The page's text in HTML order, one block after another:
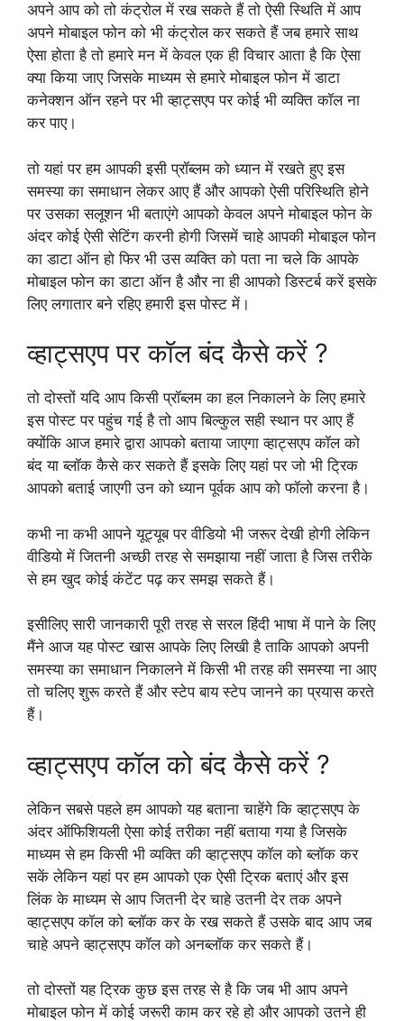
अपने आप को तो कंट्रोल में रख सकते हैं तो ऐसी स्थिति में आप
अपने मोबाइल फोन को भी कंट्रोल कर सकते हैं जब हमारे साथ
ऐसा होता है तो हमारे मन में केवल एक ही विचार आता है कि ऐसा
क्या किया जाए जिसके माध्यम से हमारे मोबाइल फोन में डाटा
कनेक्शन ऑन रहने पर भी व्हाट्सएप पर कोई भी व्यक्ति कॉल ना
कर पाए।
तो यहां पर हम आपकी इसी प्रॉब्लम को ध्यान में रखते हुए इस
समस्या का समाधान लेकर आए हैं और आपको ऐसी परिस्थिति होने
पर उसका सलूशन भी बताएंगे आपको केवल अपने मोबाइल फोन के
अंदर कोई ऐसी सेटिंग करनी होगी जिसमें चाहे आपकी मोबाइल फोन
का डाटा ऑन हो फिर भी उस व्यक्ति को पता ना चले कि आपके
मोबाइल फोन का डाटा ऑन है और ना ही आपको डिस्टर्ब करें इसके
लिए लगातार बने रहिए हमारी इस पोस्ट में।
व्हाट्सएप पर कॉल बंद कैसे करें ?
तो दोस्तों यदि आप किसी प्रॉब्लम का हल निकालने के लिए हमारे
इस पोस्ट पर पहुंच गई है तो आप बिल्कुल सही स्थान पर आए हैं
क्योंकि आज हमारे द्वारा आपको बताया जाएगा व्हाट्सएप कॉल को
बंद या ब्लॉक कैसे कर सकते हैं इसके लिए यहां पर जो भी ट्रिक
आपको बताई जाएगी उन को ध्यान पूर्वक आप को फॉलो करना है।
कभी ना कभी आपने यूट्यूब पर वीडियो भी जरूर देखी होगी लेकिन
वीडियो में जितनी अच्छी तरह से समझाया नहीं जाता है जिस तरीके
से हम खुद कोई कंटेंट पढ़ कर समझ सकते हैं।
इसीलिए सारी जानकारी पूरी तरह से सरल हिंदी भाषा में पाने के लिए
मैंने आज यह पोस्ट खास आपके लिए लिखी है ताकि आपको अपनी
समस्या का समाधान निकालने में किसी भी तरह की समस्या ना आए
तो चलिए शुरू करते हैं और स्टेप बाय स्टेप जानने का प्रयास करते
हैं।
व्हाट्सएप कॉल को बंद कैसे करें ?
लेकिन सबसे पहले हम आपको यह बताना चाहेंगे कि व्हाट्सएप के
अंदर ऑफिशियली ऐसा कोई तरीका नहीं बताया गया है जिसके
माध्यम से हम किसी भी व्यक्ति की व्हाट्सएप कॉल को ब्लॉक कर
सकें लेकिन यहां पर हम आपको एक ऐसी ट्रिक बताएं और इस
लिंक के माध्यम से आप जितनी देर चाहे उतनी देर तक अपने
व्हाट्सएप कॉल को ब्लॉक कर के रख सकते हैं उसके बाद आप जब
चाहे अपने व्हाट्सएप कॉल को अनब्लॉक कर सकते हैं।
तो दोस्तों यह ट्रिक कुछ इस तरह से है कि जब भी आप अपने
मोबाइल फोन में कोई जरूरी काम कर रहे हो और आपको उतने ही